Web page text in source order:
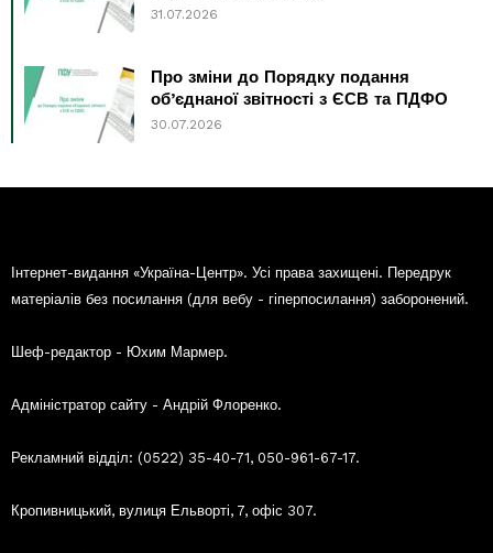
31.07.2026
Про зміни до Порядку подання
об’єднаної звітності з ЄСВ та ПДФО
30.07.2026
Інтернет-видання «Україна-Центр». Усі права захищені. Передрук
матеріалів без посилання (для вебу - гіперпосилання) заборонений.
Шеф-редактор - Юхим Мармер.
Адміністратор сайту - Андрій Флоренко.
Рекламний відділ: (0522) 35-40-71, 050-961-67-17.
Кропивницький, вулиця Ельворті, 7, офіс 307.